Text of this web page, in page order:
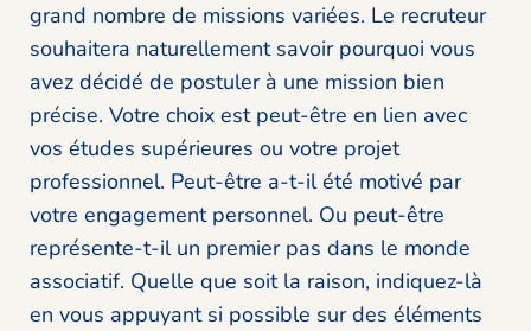
grand nombre de missions variées. Le recruteur
souhaitera naturellement savoir pourquoi vous
avez décidé de postuler à une mission bien
précise. Votre choix est peut-être en lien avec
vos études supérieures ou votre projet
professionnel. Peut-être a-t-il été motivé par
votre engagement personnel. Ou peut-être
représente-t-il un premier pas dans le monde
associatif. Quelle que soit la raison, indiquez-là
en vous appuyant si possible sur des éléments